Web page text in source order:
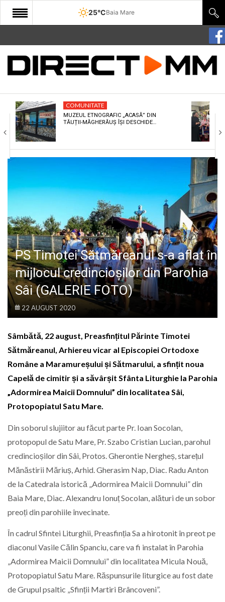
25°CBaia Mare
START
COMUNITATE
CULTURA
ECONOMIE
SANATATE
SPECIAL
LIFE
COMUNITATE
MUZEUL ETNOGRAFIC „ACASĂ” DIN
TĂUȚII-MĂGHERĂUȘ ÎȘI DESCHIDE…
PS Timotei Sătmăreanul s-a aflat în
mijlocul credincioșilor din Parohia
Sâi (GALERIE FOTO)
22 AUGUST 2020
Sâmbătă, 22 august, Preasfințitul Părinte Timotei
Sătmăreanul, Arhiereu vicar al Episcopiei Ortodoxe
Române a Maramureșului și Sătmarului, a sfințit noua
Capelă de cimitir și a săvârșit Sfânta Liturghie la Parohia
„Adormirea Maicii Domnului” din localitatea Sâi,
Protopopiatul Satu Mare.
Din soborul slujiitor au făcut parte Pr. Ioan Socolan,
protopopul de Satu Mare, Pr. Szabo Cristian Lucian, parohul
credincioșilor din Sâi, Protos. Gherontie Nergheș, starețul
Mănăstirii Măriuș, Arhid. Gherasim Nap, Diac. Radu Anton
de la Catedrala istorică „Adormirea Maicii Domnului” din
Baia Mare, Diac. Alexandru Ionuț Socolan, alături de un sobor
preoți din parohiile învecinate.
În cadrul Sfintei Liturghii, Preasfinția Sa a hirotonit în preot pe
diaconul Vasile Călin Spanciu, care va fi instalat în Parohia
„Adormirea Maicii Domnului” din localitatea Micula Nouă,
Protopopiatul Satu Mare. Răspunsurile liturgice au fost date
de Grupul psaltic „Sfinții Martiri Brâncoveni”.